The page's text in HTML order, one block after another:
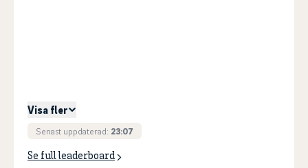
Visa fler
Senast uppdaterad: 23:07
Se full leaderboard